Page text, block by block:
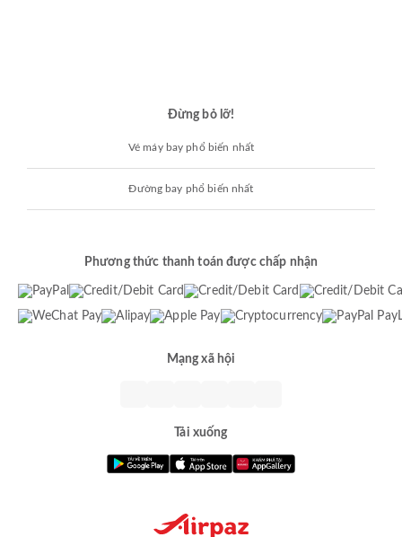
Đừng bỏ lỡ!
Vé máy bay phổ biến nhất
Đường bay phổ biến nhất
Phương thức thanh toán được chấp nhận
Mạng xã hội
Tải xuống